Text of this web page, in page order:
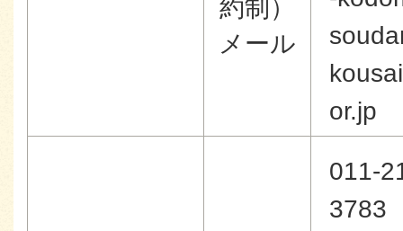
約制）
メール
or.jp
011-
3783